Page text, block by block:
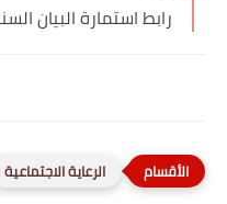
رابط استمارة البيان السنوي 2024 للرعاية
الرعاية الاجتماعية